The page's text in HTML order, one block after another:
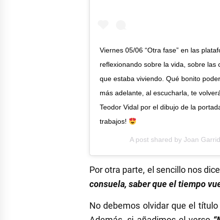
Viernes 05/06 “Otra fase” en las
reflexionando sobre la vida, sobre
que estaba viviendo. Qué bonito
más adelante, al escucharla, te
Teodor Vidal por el dibujo de la
trabajos!
A post shared by Joan
Por otra parte, el sencillo nos
consuela, saber que el tiempo
No debemos olvidar que el